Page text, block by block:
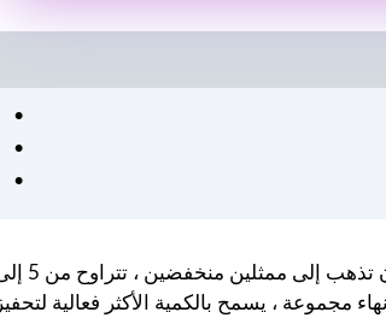
, ، يجب أن تذهب إلى ممثلين
لك لإنهاء مجموعة ، يسمح بالكمية الأكثر فعالية لتحفيز